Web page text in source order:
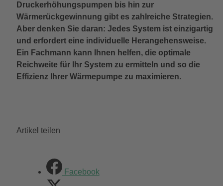
Druckerhöhungspumpen bis hin zur
Wärmerückgewinnung gibt es zahlreiche Strategien.
Aber denken Sie daran: Jedes System ist einzigartig
und erfordert eine individuelle Herangehensweise.
Ein Fachmann kann Ihnen helfen, die optimale
Reichweite für Ihr System zu ermitteln und so die
Effizienz Ihrer Wärmepumpe zu maximieren.
Artikel teilen
Facebook